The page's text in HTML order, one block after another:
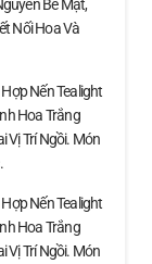
Bề Mặt,
Nối Hoa Và
Nến Tealight
Hoa Trắng
Vị Trí Ngồi. Món
Nến Tealight
Hoa Trắng
Vị Trí Ngồi. Món